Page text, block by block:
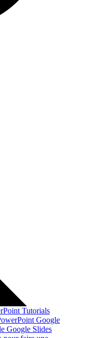
Tutorials
Google
Google Slides